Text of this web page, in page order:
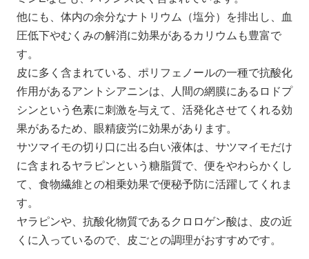
他にも、体内の余分なナトリウム（塩分）を排出し、血
圧低下やむくみの解消に効果があるカリウムも豊富で
す。
皮に多く含まれている、ポリフェノールの一種で抗酸化
作用があるアントシアニンは、人間の網膜にあるロドプ
シンという色素に刺激を与えて、活発化させてくれる効
果があるため、眼精疲労に効果があります。
サツマイモの切り口に出る白い液体は、サツマイモだけ
に含まれるヤラピンという糖脂質で、便をやわらかくし
て、食物繊維との相乗効果で便秘予防に活躍してくれま
す。
ヤラピンや、抗酸化物質であるクロロゲン酸は、皮の近
くに入っているので、皮ごとの調理がおすすめです。